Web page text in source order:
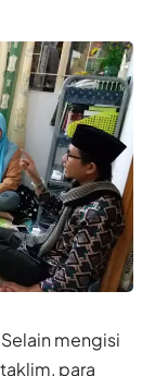
mengisi
para